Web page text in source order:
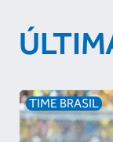
TIME BRASIL